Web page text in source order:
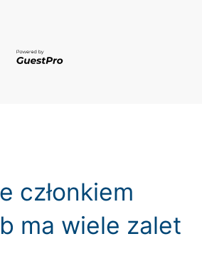
członkiem
ma wiele zalet